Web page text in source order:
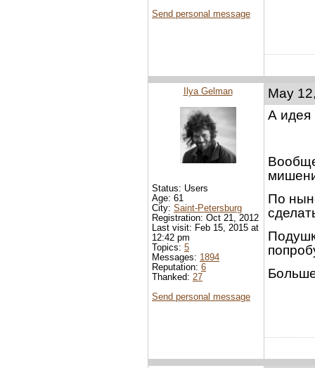
Send personal message
May
А идея
По
Ilya Gelman
Status: Users
Age: 61
City: Saint-Petersburg
Registration: Oct 21, 2012
Last visit: Feb 15, 2015 at
12:42 pm
Topics: 5
Messages: 1894
Reputation: 6
Thanked: 27
Send personal message